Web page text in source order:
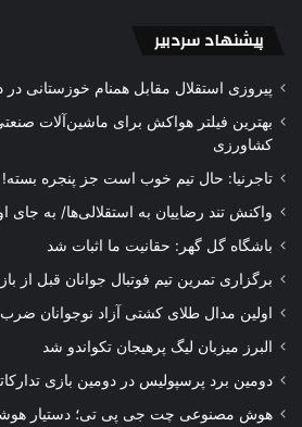
پیشنهاد سردبیر
پیروزی استقلال مقابل همنام خوزستانی در
بهترین فیلتر هواکش برای ماشین‌آلات
کشاورزی
تاجرنیا: حال تیم خوب است جز پنجره بسته!
واکنش تند رضاییان به استقلالی‌ها/ به جای
باشگاه گل گهر: حقانیت ما اثبات شد
برگزاری تمرین تیم فوتبال جوانان قبل از
اولین مدال طلای کشتی آزاد نوجوانان
البرز میزبان لیگ پرهیجان تکواندو شد
دومین برد پرسپولیس در دومین بازی
هوش مصنوعی چت جی پی تی؛ دستیار